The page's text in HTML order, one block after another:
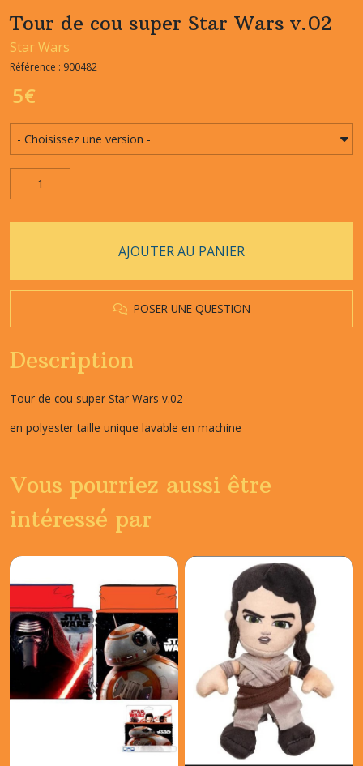
Tour de cou super Star Wars v.02
Star Wars
Référence : 900482
5€
AJOUTER AU PANIER
POSER UNE QUESTION
Description
Tour de cou super Star Wars v.02
en polyester taille unique lavable en machine
Vous pourriez aussi être
intéressé par